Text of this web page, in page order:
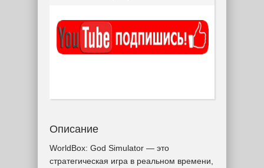
Описание
WorldBox: God Simulator — это
стратегическая игра в реальном времени,